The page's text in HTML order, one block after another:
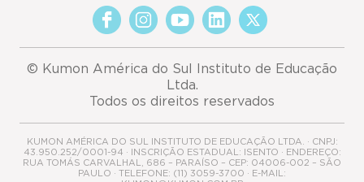
© Kumon América do Sul Instituto de Educação
Ltda.
Todos os direitos reservados
KUMON AMÉRICA DO SUL INSTITUTO DE EDUCAÇÃO LTDA. · CNPJ:
43.950.252/0001-94 · INSCRIÇÃO ESTADUAL: ISENTO · ENDEREÇO:
RUA TOMÁS CARVALHAL, 686 – PARAÍSO – CEP: 04006-002 – SÃO
PAULO · TELEFONE: (11) 3059-3700 · E-MAIL: